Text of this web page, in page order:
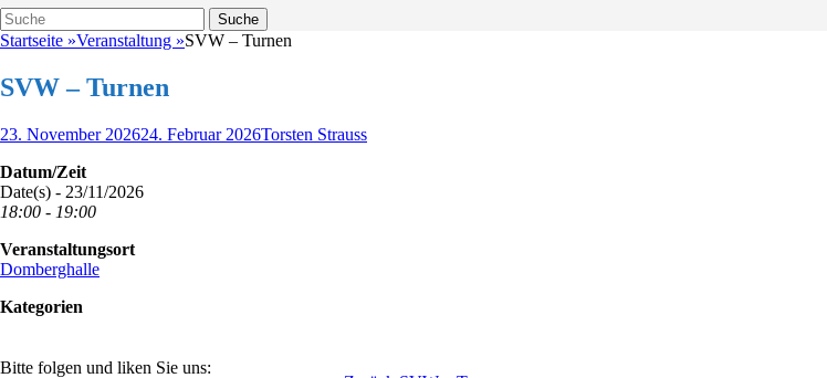
Suche
Suche
nach:
Startseite »Veranstaltung »SVW – Turnen
SVW – Turnen
Veröffentlicht
23. November 202624. Februar 2026Autor
Torsten Strauss
Datum/Zeit
Date(s) - 23/11/2026
18:00 - 19:00
Veranstaltungsort
Domberghalle
Kategorien
Bitte folgen und liken Sie uns: